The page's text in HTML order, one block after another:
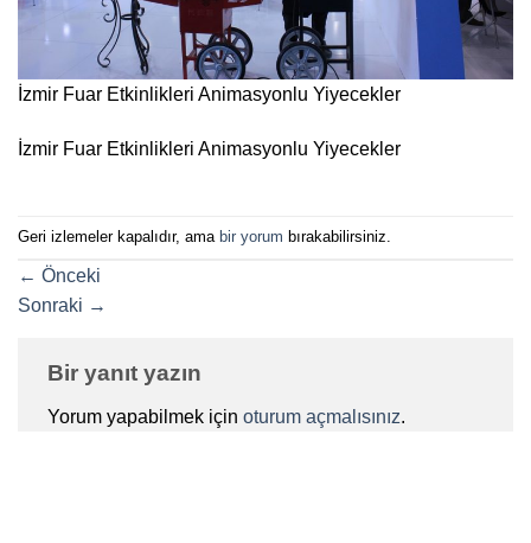
İzmir Fuar Etkinlikleri Animasyonlu Yiyecekler
İzmir Fuar Etkinlikleri Animasyonlu Yiyecekler
Geri izlemeler kapalıdır, ama bir yorum bırakabilirsiniz.
← Önceki
Sonraki →
Bir yanıt yazın
Yorum yapabilmek için oturum açmalısınız.